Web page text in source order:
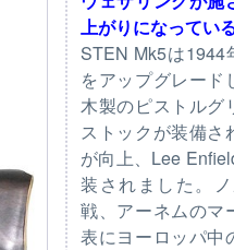
上がりになっている
STEN Mk5は
をアップグレード
木製のピストルグ
ストックが装備さ
が向上、Lee
装されました。
戦、アーネムのマ
表にヨーロッパ中